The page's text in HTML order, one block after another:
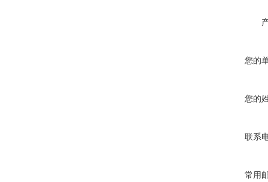
您的
您的
联系
常用